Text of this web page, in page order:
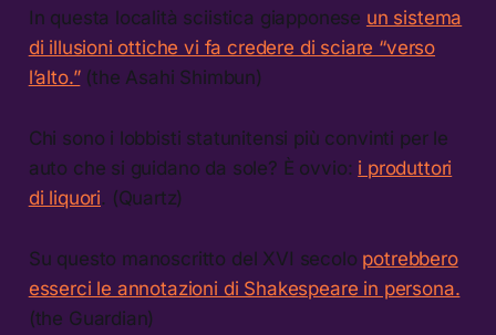
In questa località sciistica giapponese un sistema
di illusioni ottiche vi fa credere di sciare “verso
l’alto.”(the Asahi Shimbun)
Chi sono i lobbisti statunitensi più convinti per le
auto che si guidano da sole? È ovvio: i produttori
di liquori. (Quartz)
Su questo manoscritto del XVI secolo potrebbero
esserci le annotazioni di Shakespeare in persona.
(the Guardian)